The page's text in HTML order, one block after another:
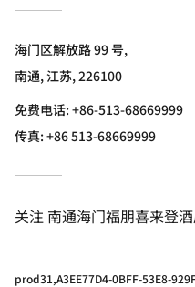
海门区解放路 99 号,
南通, 江苏, 226100
免费电话:+86-513-68669999
传真:+86 513-68669999
关注 南通海门福朋喜来登
prod31,A3EE77D4-0BFF-53E8-